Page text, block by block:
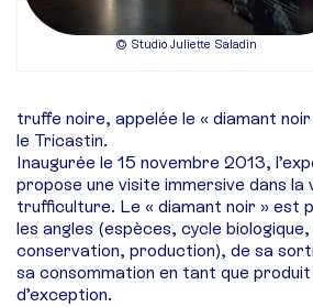
© Studio Juliette Saladin
truffe noire, appelée le « diamant
le Tricastin.
Inaugurée le 15 novembre 2013,
propose une visite immersive dans la
trufficulture. Le « diamant noir » est
les angles (espèces, cycle
conservation, production), de sa
sa consommation en tant que
d’exception.